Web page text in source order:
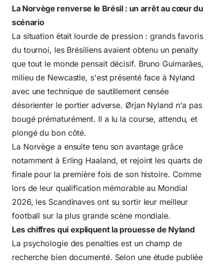
La Norvège renverse le Brésil : un arrêt au cœur du
scénario
La situation était lourde de pression : grands favoris
du tournoi, les Brésiliens avaient obtenu un penalty
que tout le monde pensait décisif. Bruno Guimarães,
milieu de Newcastle, s'est présenté face à Nyland
avec une technique de sautillement censée
désorienter le portier adverse. Ørjan Nyland n'a pas
bougé prématurément. Il a lu la course, attendu, et
plongé du bon côté.
La Norvège a ensuite tenu son avantage grâce
notamment à Erling Haaland, et rejoint les quarts de
finale pour la première fois de son histoire. Comme
lors de leur qualification mémorable au Mondial
2026, les Scandinaves ont su sortir leur meilleur
football sur la plus grande scène mondiale.
Les chiffres qui expliquent la prouesse de Nyland
La psychologie des penalties est un champ de
recherche bien documenté. Selon une étude publiée